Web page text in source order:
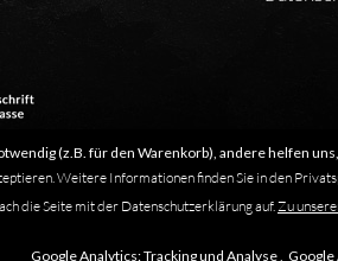
​Letzte Aktualisierung:
kenntlich gemacht. Das Fehlen einer
(z.B. für den Warenkorb), andere helfen
Weitere Informationen finden Sie in den
die Seite mit der Datenschutzerklärung auf.Zu
Google Analytics:Tracking und Analyse ,